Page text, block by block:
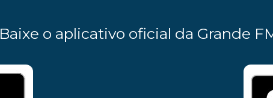
Baixe o aplicativo oficial da Grande